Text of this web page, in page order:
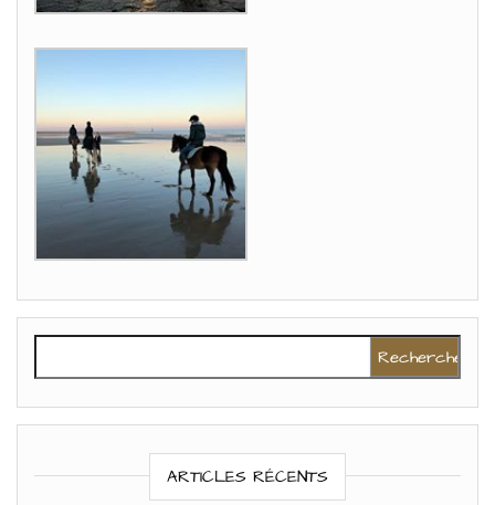
ARTICLES RÉCENTS